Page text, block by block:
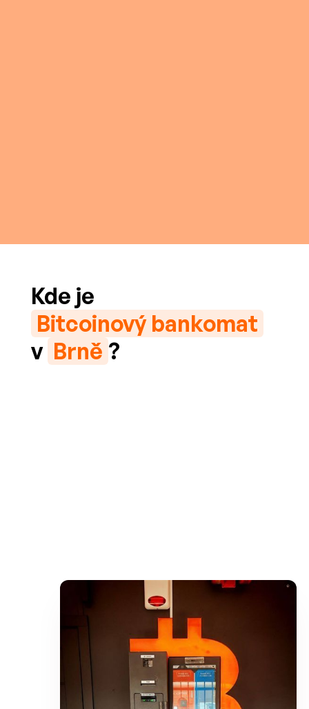
Kde je
Bitcoinový bankomat
v Brně ?